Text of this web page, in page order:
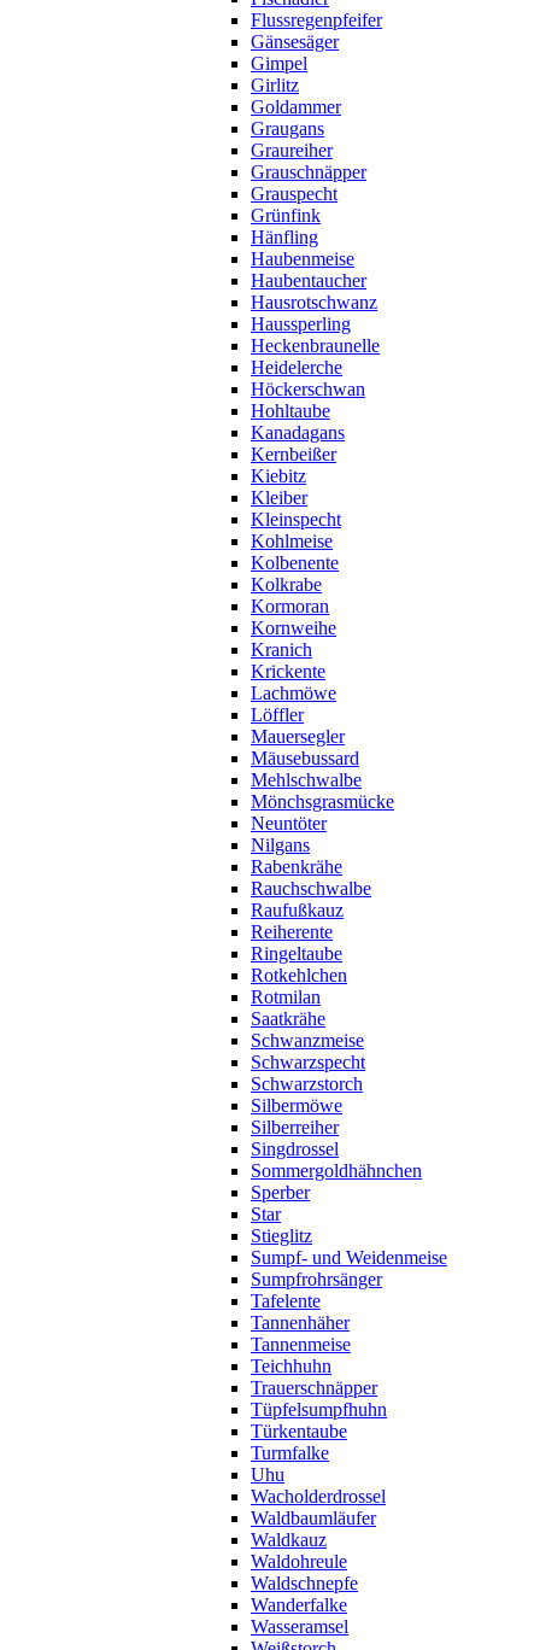
Flussregenpfeifer
Gänsesäger
Gimpel
Girlitz
Goldammer
Graugans
Graureiher
Grauschnäpper
Grauspecht
Grünfink
Hänfling
Haubenmeise
Haubentaucher
Hausrotschwanz
Haussperling
Heckenbraunelle
Heidelerche
Höckerschwan
Hohltaube
Kanadagans
Kernbeißer
Kiebitz
Kleiber
Kleinspecht
Kohlmeise
Kolbenente
Kolkrabe
Kormoran
Kornweihe
Kranich
Krickente
Lachmöwe
Löffler
Mauersegler
Mäusebussard
Mehlschwalbe
Mönchsgrasmücke
Neuntöter
Nilgans
Rabenkrähe
Rauchschwalbe
Raufußkauz
Reiherente
Ringeltaube
Rotkehlchen
Rotmilan
Saatkrähe
Schwanzmeise
Schwarzspecht
Schwarzstorch
Silbermöwe
Silberreiher
Singdrossel
Sommergoldhähnchen
Sperber
Star
Stieglitz
Sumpf- und Weidenmeise
Sumpfrohrsänger
Tafelente
Tannenhäher
Tannenmeise
Teichhuhn
Trauerschnäpper
Tüpfelsumpfhuhn
Türkentaube
Turmfalke
Uhu
Wacholderdrossel
Waldbaumläufer
Waldkauz
Waldohreule
Waldschnepfe
Wanderfalke
Wasseramsel